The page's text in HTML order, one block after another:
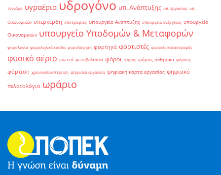
τσιγάρο υγραέριο υδρογόνο υπ. Ανάπτυξης υπ. Εργασίας υπ.
Οικονομικών υπερκέρδη υποτροφίες υπουργείο Ανάπτυξης υπουργείο Ενέργειας υπουργείο
Οικονομικών υπουργείο Υποδομών & Μεταφορών
φορολογία φορολογικά έσοδα φορολόγηση φορτηγά φορτιστές φυσικές καταστροφές
φυσικό αέριο φωτιά φωτοβολταϊκά φόροι φόρος φόρος άνθρακα φόρους
φόρτιση χρονοκαθυστέρηση ψηφιακά εργαλεία ψηφιακή κάρτα εργασίας ψηφιακό
πελατολόγιο ωράριο